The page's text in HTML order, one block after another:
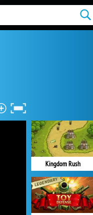
Kingdom Rush